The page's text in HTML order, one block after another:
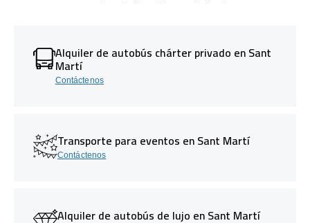
Alquiler de autobús chárter privado en Sant
Martí
Contáctenos
Transporte para eventos en Sant Martí
Contáctenos
Alquiler de autobús de lujo en Sant Martí